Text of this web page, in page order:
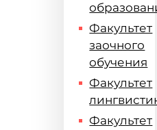
Факультет
заочного
обучения
Факультет
Факультет